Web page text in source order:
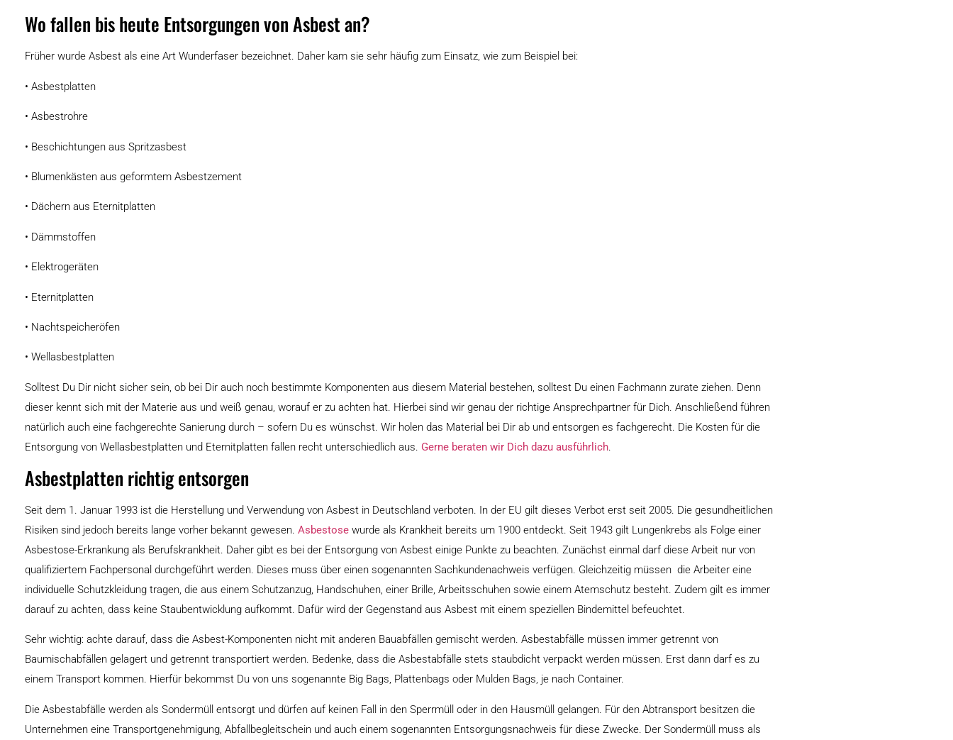
Wo fallen bis heute Entsorgungen von Asbest an?
Früher wurde Asbest als eine Art Wunderfaser bezeichnet. Daher kam sie sehr häufig zum Einsatz, wie zum Beispiel bei:
• Asbestplatten
• Asbestrohre
• Beschichtungen aus Spritzasbest
• Blumenkästen aus geformtem Asbestzement
• Dächern aus Eternitplatten
• Dämmstoffen
• Elektrogeräten
• Eternitplatten
• Nachtspeicheröfen
• Wellasbestplatten
Solltest Du Dir nicht sicher sein, ob bei Dir auch noch bestimmte Komponenten aus diesem Material bestehen, solltest Du einen Fachmann zurate ziehen. Denn
dieser kennt sich mit der Materie aus und weiß genau, worauf er zu achten hat. Hierbei sind wir genau der richtige Ansprechpartner für Dich. Anschließend führen
natürlich auch eine fachgerechte Sanierung durch – sofern Du es wünschst. Wir holen das Material bei Dir ab und entsorgen es fachgerecht. Die Kosten für die
Entsorgung von Wellasbestplatten und Eternitplatten fallen recht unterschiedlich aus. Gerne beraten wir Dich dazu ausführlich.
Asbestplatten richtig entsorgen
Seit dem 1. Januar 1993 ist die Herstellung und Verwendung von Asbest in Deutschland verboten. In der EU gilt dieses Verbot erst seit 2005. Die gesundheitlichen
Risiken sind jedoch bereits lange vorher bekannt gewesen. Asbestose wurde als Krankheit bereits um 1900 entdeckt. Seit 1943 gilt Lungenkrebs als Folge einer
Asbestose-Erkrankung als Berufskrankheit. Daher gibt es bei der Entsorgung von Asbest einige Punkte zu beachten. Zunächst einmal darf diese Arbeit nur von
qualifiziertem Fachpersonal durchgeführt werden. Dieses muss über einen sogenannten Sachkundenachweis verfügen. Gleichzeitig müssen die Arbeiter eine
individuelle Schutzkleidung tragen, die aus einem Schutzanzug, Handschuhen, einer Brille, Arbeitsschuhen sowie einem Atemschutz besteht. Zudem gilt es immer
darauf zu achten, dass keine Staubentwicklung aufkommt. Dafür wird der Gegenstand aus Asbest mit einem speziellen Bindemittel befeuchtet.
Sehr wichtig: achte darauf, dass die Asbest-Komponenten nicht mit anderen Bauabfällen gemischt werden. Asbestabfälle müssen immer getrennt von
Baumischabfällen gelagert und getrennt transportiert werden. Bedenke, dass die Asbestabfälle stets staubdicht verpackt werden müssen. Erst dann darf es zu
einem Transport kommen. Hierfür bekommst Du von uns sogenannte Big Bags, Plattenbags oder Mulden Bags, je nach Container.
Die Asbestabfälle werden als Sondermüll entsorgt und dürfen auf keinen Fall in den Sperrmüll oder in den Hausmüll gelangen. Für den Abtransport besitzen die
Unternehmen eine Transportgenehmigung, Abfallbegleitschein und auch einem sogenannten Entsorgungsnachweis für diese Zwecke. Der Sondermüll muss als